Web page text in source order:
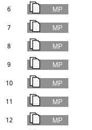
6
7
8
9
10
11
12